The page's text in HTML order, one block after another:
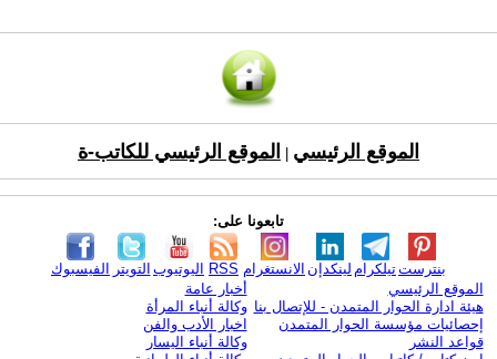
الموقع الرئيسي الموقع الرئيسي للكاتب-ة
تابعونا على:
الفيسبوك التويتر اليوتيوب RSS الانستغرام لينكدإن تيلكرامبنترست
الموقع الرئيسي
هيئة ادارة الحوار المتمدن - للإتصال بنا
إحصائيات مؤسسة الحوار المتمدن
قواعد النشر
أخبار عامة
وكالة أنباء المرأة
اخبار الأدب والفن
وكالة أنباء اليسار